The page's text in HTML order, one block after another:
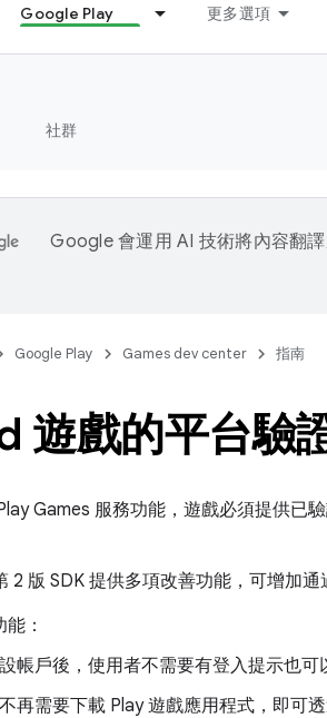
Google Play 更多選項
社群
Google 會運用 AI 技術將內容翻譯
Google Play Games dev center 指南
遊戲的平台驗
Games 服務功能，遊戲必須提供已
2 版 SDK 提供多項改善功能，可增加
：
帳戶後，使用者不需要有登入提示也可
再需要下載 Play 遊戲應用程式，即可